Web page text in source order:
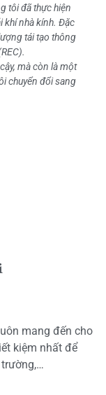
tôi đã thực hiện
khí nhà kính. Đặc
tái tạo thông
mà còn là một
chuyển đổi sang
mang đến cho
kiệm nhất để